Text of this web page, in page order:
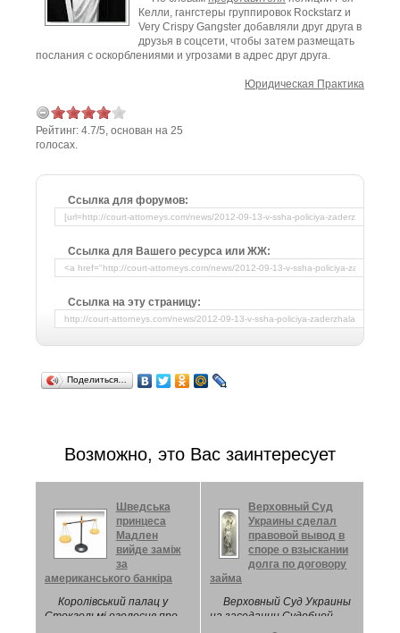
Келли, гангстеры группировок Rockstarz и
Very Crispy Gangster добавляли друг друга в
друзья в соцсети, чтобы затем размещать
послания с оскорблениями и угрозами в адрес друг друга.
Юридическая Практика
Рейтинг: 4.7/5, основан на 25
голосах.
Ссылка для форумов:
Ссылка для Вашего ресурса или ЖЖ:
Ссылка на эту страницу:
Поделиться…
Возможно, это Вас заинтересует
Шведська
принцеса
Мадлен
вийде заміж
за
американського банкіра
Королівський палац у
Стокгольмі оголосив про
Верховный Суд
Украины сделал
правовой вывод в
споре о взыскании
долга по договору
займа
Верховный Суд Украины
на заседании Судебной
палаты по гражданским